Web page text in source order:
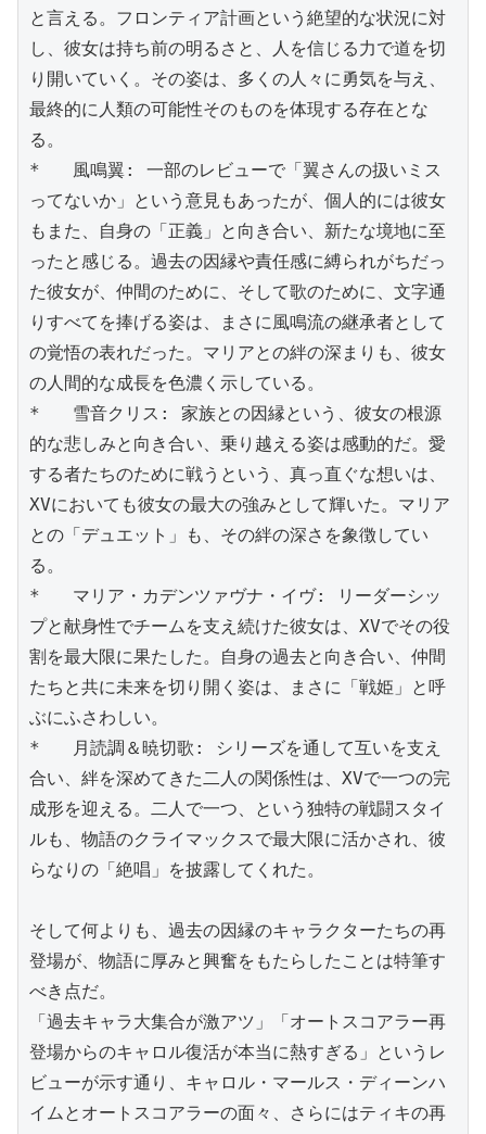
と言える。フロンティア計画という絶望的な状況に対
し、彼女は持ち前の明るさと、人を信じる力で道を切
り開いていく。その姿は、多くの人々に勇気を与え、
最終的に人類の可能性そのものを体現する存在とな
る。
*   風鳴翼: 一部のレビューで「翼さんの扱いミス
ってないか」という意見もあったが、個人的には彼女
もまた、自身の「正義」と向き合い、新たな境地に至
ったと感じる。過去の因縁や責任感に縛られがちだっ
た彼女が、仲間のために、そして歌のために、文字通
りすべてを捧げる姿は、まさに風鳴流の継承者として
の覚悟の表れだった。マリアとの絆の深まりも、彼女
の人間的な成長を色濃く示している。
*   雪音クリス: 家族との因縁という、彼女の根源
的な悲しみと向き合い、乗り越える姿は感動的だ。愛
する者たちのために戦うという、真っ直ぐな想いは、
XVにおいても彼女の最大の強みとして輝いた。マリア
との「デュエット」も、その絆の深さを象徴してい
る。
*   マリア・カデンツァヴナ・イヴ: リーダーシッ
プと献身性でチームを支え続けた彼女は、XVでその役
割を最大限に果たした。自身の過去と向き合い、仲間
たちと共に未来を切り開く姿は、まさに「戦姫」と呼
ぶにふさわしい。
*   月読調＆暁切歌: シリーズを通して互いを支え
合い、絆を深めてきた二人の関係性は、XVで一つの完
成形を迎える。二人で一つ、という独特の戦闘スタイ
ルも、物語のクライマックスで最大限に活かされ、彼
らなりの「絶唱」を披露してくれた。
そして何よりも、過去の因縁のキャラクターたちの再
登場が、物語に厚みと興奮をもたらしたことは特筆す
べき点だ。
「過去キャラ大集合が激アツ」「オートスコアラー再
登場からのキャロル復活が本当に熱すぎる」というレ
ビューが示す通り、キャロル・マールス・ディーンハ
イムとオートスコアラーの面々、さらにはティキの再